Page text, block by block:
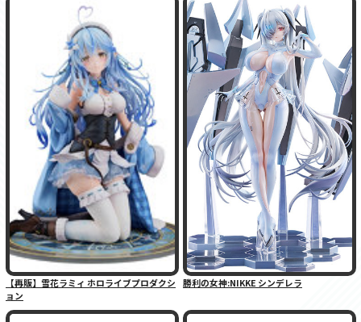
【再販】雪花ラミィ ホロライブプロダクシ
ョン
勝利の女神:NIKKE シンデレラ